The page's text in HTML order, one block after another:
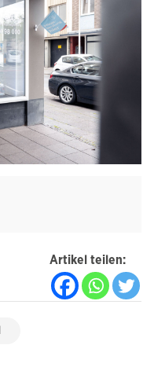
Artikel teilen: